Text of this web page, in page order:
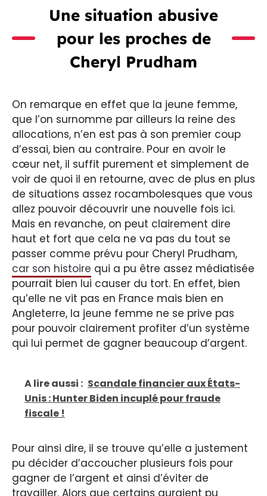
Une situation abusive
pour les proches de
Cheryl Prudham
On remarque en effet que la jeune femme,
que l’on surnomme par ailleurs la reine des
allocations, n’en est pas à son premier coup
d’essai, bien au contraire. Pour en avoir le
cœur net, il suffit purement et simplement de
voir de quoi il en retourne, avec de plus en plus
de situations assez rocambolesques que vous
allez pouvoir découvrir une nouvelle fois ici.
Mais en revanche, on peut clairement dire
haut et fort que cela ne va pas du tout se
passer comme prévu pour Cheryl Prudham,
car son histoire qui a pu être assez médiatisée
pourrait bien lui causer du tort. En effet, bien
qu’elle ne vit pas en France mais bien en
Angleterre, la jeune femme ne se prive pas
pour pouvoir clairement profiter d’un système
qui lui permet de gagner beaucoup d’argent.
A lire aussi : Scandale financier aux États-
Unis : Hunter Biden incuplé pour fraude
fiscale !
Pour ainsi dire, il se trouve qu’elle a justement
pu décider d’accoucher plusieurs fois pour
gagner de l’argent et ainsi d’éviter de